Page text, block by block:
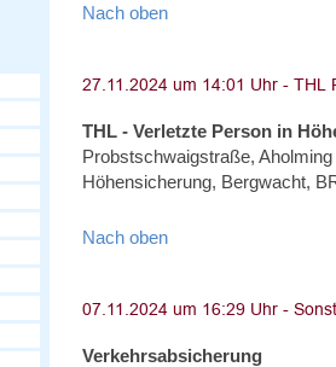
Nach oben
THL - Verletzte Person in
Probstschwaigstraße,
Höhensicherung, Bergwacht,
Nach oben
Verkehrsabsicherung